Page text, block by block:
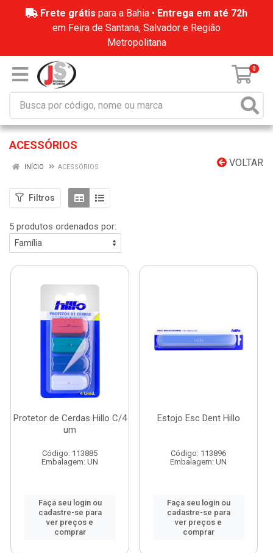
Frete grátis para a Bahia • Entrega em até 72h
em Feira de Santana, Salvador e Região
Metropolitana
0
ACESSÓRIOS
VOLTAR
INÍCIO ACESSÓRIOS
Filtros
5 produtos ordenados por:
Protetor de Cerdas Hillo C/4
um
Código: 113885
Embalagem: UN
Faça seu login ou
cadastre-se para
ver preços e
comprar
Estojo Esc Dent Hillo
Código: 113896
Embalagem: UN
Faça seu login ou
cadastre-se para
ver preços e
comprar